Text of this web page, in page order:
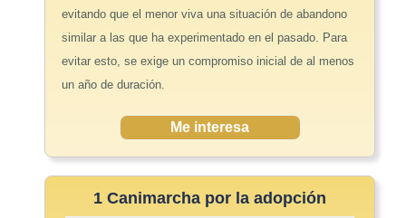
evitando que el menor viva una situación de abandono
similar a las que ha experimentado en el pasado. Para
evitar esto, se exige un compromiso inicial de al menos
un año de duración.
Me interesa
1 Canimarcha por la adopción